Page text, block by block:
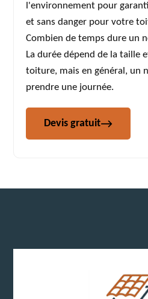
l'environnement pour
et sans danger pour votre
Combien de temps dure un
La durée dépend de la taille
toiture, mais en général, un
prendre une journée.
Devis gratuit